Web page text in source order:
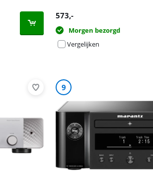
573,-
Morgen bezorgd
Vergelijken
9